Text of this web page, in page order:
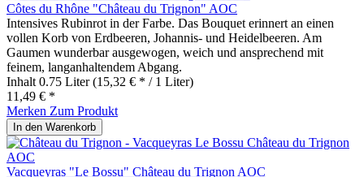
Côtes du Rhône "Château du Trignon" AOC
Intensives Rubinrot in der Farbe. Das Bouquet erinnert an einen
vollen Korb von Erdbeeren, Johannis- und Heidelbeeren. Am
Gaumen wunderbar ausgewogen, weich und ansprechend mit
feinem, langanhaltendem Abgang.
Inhalt 0.75 Liter(15,32 € * / 1 Liter)
11,49 € *
Merken Zum Produkt
In den Warenkorb
Vacqueyras "Le Bossu" Château du Trignon AOC